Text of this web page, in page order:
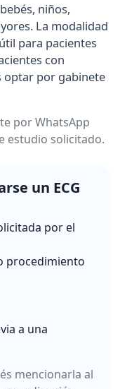
niños,
La modalidad
para pacientes
con
optar por gabinete
por WhatsApp
estudio solicitado.
un ECG
por el
procedimiento
a una
mencionarla al